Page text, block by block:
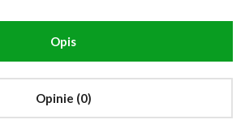
Opis
Opinie (0)